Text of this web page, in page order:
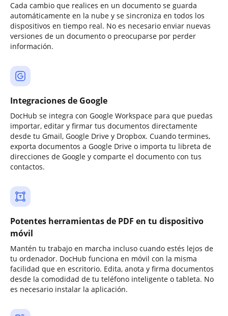
Cada cambio que realices en un documento se guarda
automáticamente en la nube y se sincroniza en todos los
dispositivos en tiempo real. No es necesario enviar nuevas
versiones de un documento o preocuparse por perder
información.
Integraciones de Google
DocHub se integra con Google Workspace para que puedas
importar, editar y firmar tus documentos directamente
desde tu Gmail, Google Drive y Dropbox. Cuando termines,
exporta documentos a Google Drive o importa tu libreta de
direcciones de Google y comparte el documento con tus
contactos.
Potentes herramientas de PDF en tu dispositivo
móvil
Mantén tu trabajo en marcha incluso cuando estés lejos de
tu ordenador. DocHub funciona en móvil con la misma
facilidad que en escritorio. Edita, anota y firma documentos
desde la comodidad de tu teléfono inteligente o tableta. No
es necesario instalar la aplicación.